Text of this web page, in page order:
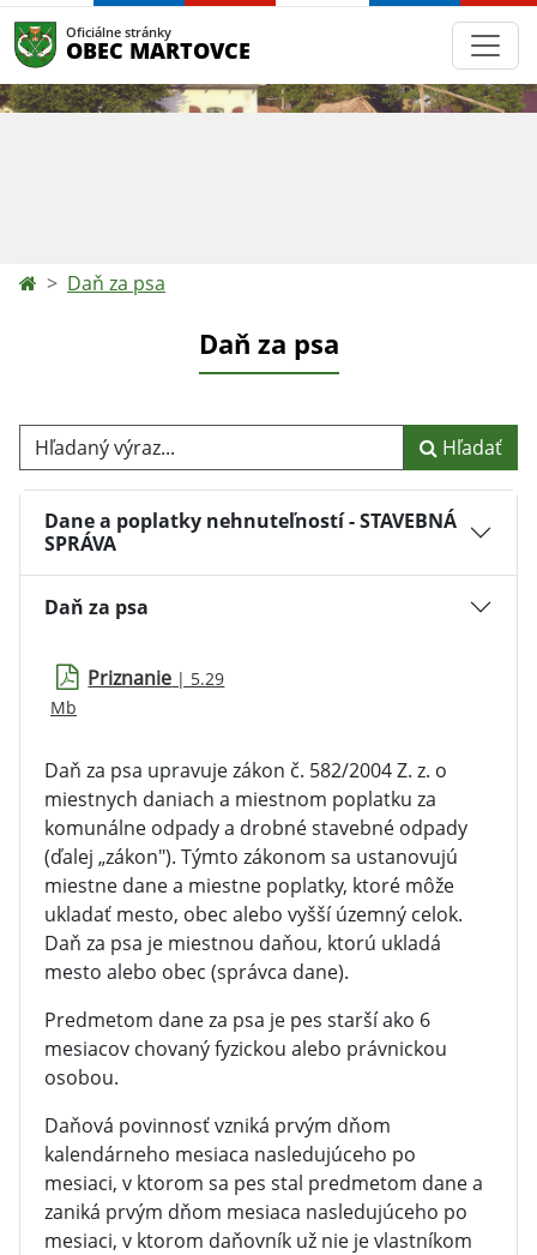
Oficiálne stránky
OBEC MARTOVCE
Daň za psa
Daň za psa
Hľadaný výraz... Hľadať
Dane a poplatky nehnuteľností - STAVEBNÁ
SPRÁVA
Daň za psa
Priznanie | 5.29
Mb
Daň za psa upravuje zákon č. 582/2004 Z. z. o
miestnych daniach a miestnom poplatku za
komunálne odpady a drobné stavebné odpady
(ďalej „zákon"). Týmto zákonom sa ustanovujú
miestne dane a miestne poplatky, ktoré môže
ukladať mesto, obec alebo vyšší územný celok.
Daň za psa je miestnou daňou, ktorú ukladá
mesto alebo obec (správca dane).
Predmetom dane za psa je pes starší ako 6
mesiacov chovaný fyzickou alebo právnickou
osobou.
Daňová povinnosť vzniká prvým dňom
kalendárneho mesiaca nasledujúceho po
mesiaci, v ktorom sa pes stal predmetom dane a
zaniká prvým dňom mesiaca nasledujúceho po
mesiaci, v ktorom daňovník už nie je vlastníkom